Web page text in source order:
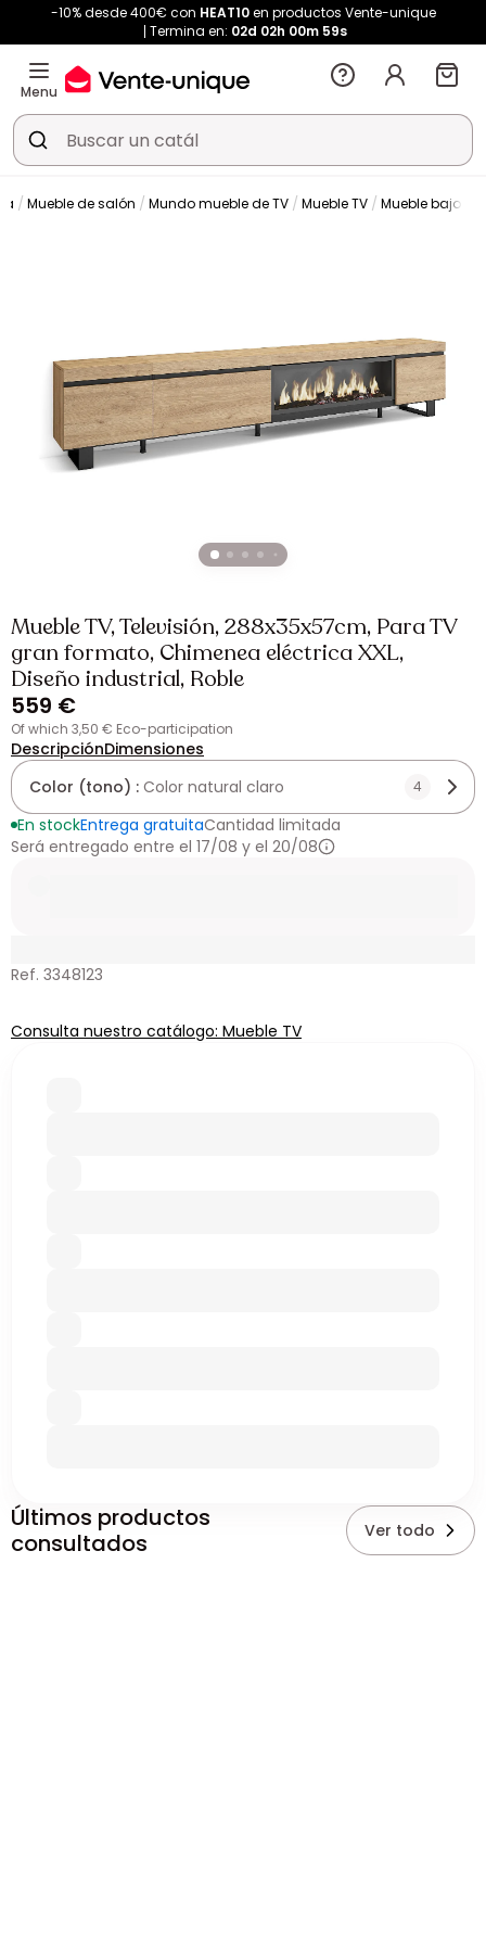
-10% desde 400€ con HEAT10en productos Vente-unique
Termina en: 02d 02h 00m 59s
Menu
Mueble de salón Mundo mueble de TV Mueble TV Mueble bajo de
Mueble TV, Televisión, 288x35x57cm, Para TV
gran formato, Chimenea eléctrica XXL,
Diseño industrial, Roble
559 €
of which 3,50 € Eco-participation
DescripciónDimensiones
Color (tono) : Color natural claro 4
En stockEntrega gratuitaCantidad limitada
Será entregado entre el 17/08 y el 20/08
Ref. 3348123
Consulta nuestro catálogo: Mueble TV
Últimos productos
consultados
Ver todo